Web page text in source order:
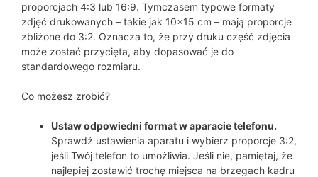
proporcjach 4:3 lub 16:9. Tymczasem typowe formaty
zdjęć drukowanych – takie jak 10×15 cm – mają proporcje
zbliżone do 3:2. Oznacza to, że przy druku część zdjęcia
może zostać przycięta, aby dopasować je do
standardowego rozmiaru.
Co możesz zrobić?
Ustaw odpowiedni format w aparacie telefonu.
Sprawdź ustawienia aparatu i wybierz proporcje 3:2,
jeśli Twój telefon to umożliwia. Jeśli nie, pamiętaj, że
najlepiej zostawić trochę miejsca na brzegach kadru